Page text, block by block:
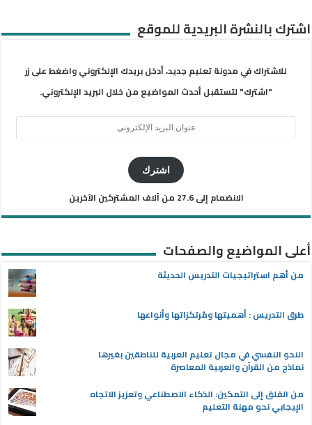
اشترك بالنشرة البريدية للموقع
للاشتراك في مدونة تعليم جديد، أدخل بريدك الإلكتروني واضغط على زر
"اشترك" لتستقبل أحدث المواضيع من خلال البريد الإلكتروني.
اشترك
الانضمام إلى 27.6 من آلاف المشتركين الآخرين
أعلى المواضيع والصفحات
من أهم استراتيجيات التدريس الحديثة
طرق التدريس : أهميتها ومُرتكزاتها وأنواعها
النحو النفسي في مجال تعليم العربية للناطقين بغيرها
نماذج من القرآن والعربية المعاصرة
من القلق إلى التمكين: الذكاء الاصطناعي وتعزيز الاتجاه
الإيجابي نحو مهنة التعليم